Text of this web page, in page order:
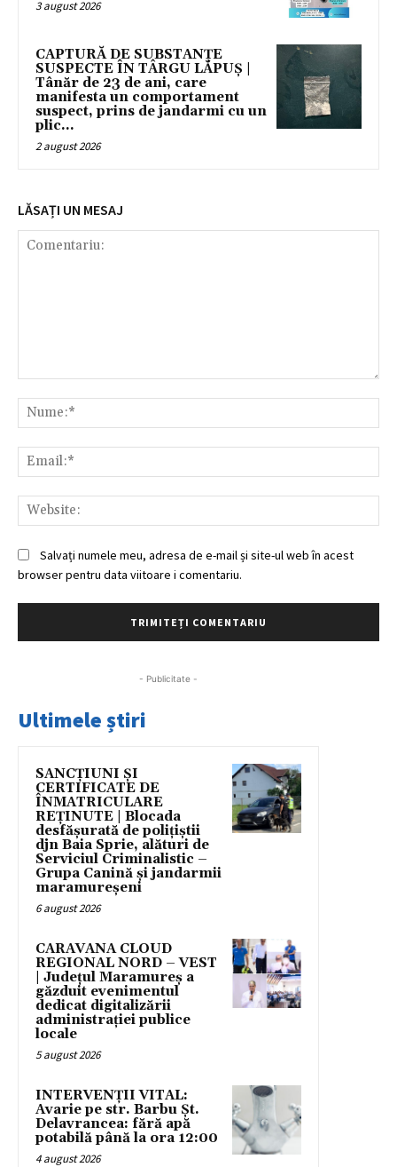
3 august 2026
CAPTURĂ DE SUBSTANȚE
SUSPECTE ÎN TÂRGU LĂPUȘ |
Tânăr de 23 de ani, care
manifesta un comportament
suspect, prins de jandarmi cu un
plic...
2 august 2026
LĂSAȚI UN MESAJ
Salvați numele meu, adresa de e-mail și site-ul web în acest
browser pentru data viitoare i comentariu.
- Publicitate -
Ultimele știri
SANCȚIUNI ȘI
CERTIFICATE DE
ÎNMATRICULARE
REȚINUTE | Blocada
desfășurată de polițiștii
djn Baia Sprie, alături de
Serviciul Criminalistic –
Grupa Canină și jandarmii
maramureșeni
6 august 2026
CARAVANA CLOUD
REGIONAL NORD – VEST
| Județul Maramureș a
găzduit evenimentul
dedicat digitalizării
administrației publice
locale
5 august 2026
INTERVENȚII VITAL:
Avarie pe str. Barbu Șt.
Delavrancea: fără apă
potabilă până la ora 12:00
4 august 2026